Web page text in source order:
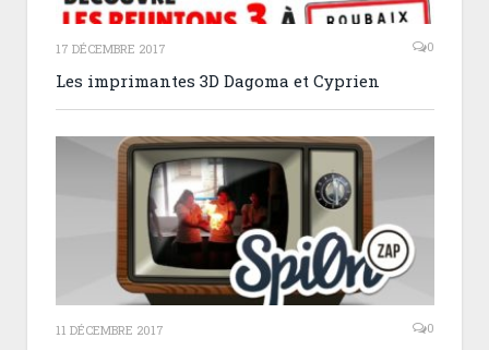
17 DÉCEMBRE 2017 0
Les imprimantes 3D Dagoma et Cyprien
11 DÉCEMBRE 2017 0